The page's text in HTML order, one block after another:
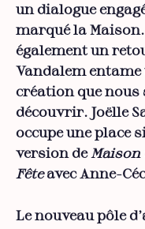
un dialogue
marqué la
également un
Vandalem entame
création que nous
découvrir. Joëlle
occupe une place
version de Maison
Fêteavec Anne-
Le nouveau pôle